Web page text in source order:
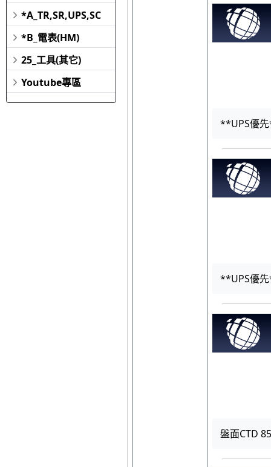
*A_TR,SR,UPS,SC
*B_電表(HM)
25_工具(其它)
Youtube專區
**UPS優
**UPS優
盤面CTD